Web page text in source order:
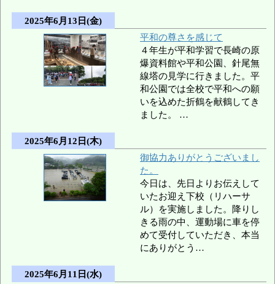
2025年6月13日(金)
平和の尊さを感じて
４年生が平和学習で長崎の原
爆資料館や平和公園、針尾無
線塔の見学に行きました。平
和公園では全校で平和への願
いを込めた折鶴を献鶴してき
ました。 …
2025年6月12日(木)
御協力ありがとうございまし
た。
今日は、先日よりお伝えして
いたお迎え下校（リハーサ
ル）を実施しました。降りし
きる雨の中、運動場に車を停
めて受付していただき、本当
にありがとう…
2025年6月11日(水)